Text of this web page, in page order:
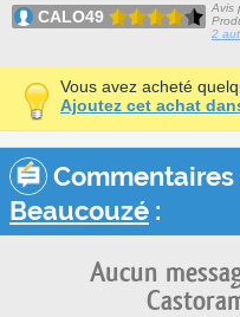
CALO49
Avis
2
Vous avez acheté
Ajoutez cet achat
Commentaires
Beaucouzé :
Aucun